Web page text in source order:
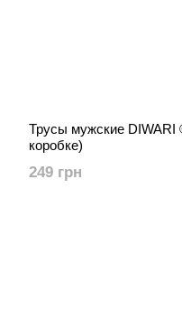
Трусы мужские DIWARI
коробке)
249 грн